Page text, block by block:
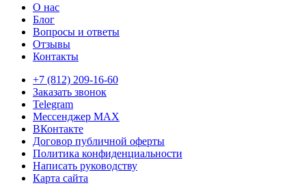
О нас
Блог
Вопросы и ответы
Отзывы
Контакты
+7 (812) 209-16-60
Заказать звонок
Telegram
Мессенджер MAX
ВКонтакте
Договор публичной оферты
Политика конфиденциальности
Написать руководству
Карта сайта